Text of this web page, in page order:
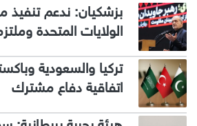
بزشكيان: ندعم تنفيذ
الولايات المتحدة
تركيا والسعودية
اتفاقية دفاع مشترك